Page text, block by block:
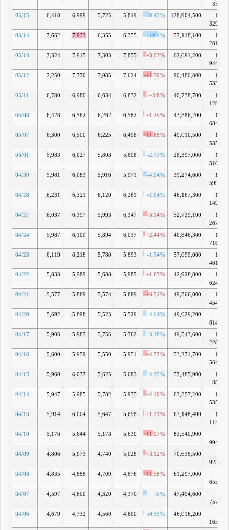
350億
05/15
6,418 6,999 5,725 5,819 -8.43% 128,904,500
10兆
3297億
05/14
7,662 7,933 6,355 6,355 -19.1% 57,118,100
11兆
2812億
05/13
7,324 7,915 7,303 7,855 +3.03% 62,691,200
13兆
9440億
05/12
7,250 7,770 7,085 7,624 +11.59% 90,480,800
13兆
5339億
05/11
6,780 6,980 6,634 6,832 +3.8% 40,738,700
12兆
1280億
05/08
6,428 6,582 6,262 6,582 +1.29% 43,386,200
11兆
6842億
05/07
6,300 6,500 6,225 6,498 +11.88% 49,010,500
11兆
5351億
05/01
5,983 6,027 5,803 5,808 -2.73% 28,397,000
10兆
3102億
04/30
5,981 6,083 5,916 5,971 -4.94% 39,274,600
10兆
5996億
04/28
6,231 6,321 6,120 6,281 -1.04% 46,167,300
11兆
1499億
04/27
6,037 6,397 5,993 6,347 +5.14% 52,739,100
11兆
2670億
04/24
5,987 6,100 5,894 6,037 +2.44% 40,846,300
10兆
7167億
04/23
6,119 6,218 5,780 5,893 -1.54% 57,099,000
10兆
4611億
04/22
5,833 5,989 5,688 5,985 +1.63% 42,928,800
10兆
6244億
04/21
5,577 5,889 5,574 5,889 +6.51% 49,306,000
10兆
4540億
04/20
5,692 5,898 5,523 5,529 -4.04% 49,029,200
8149億
04/17
5,903 5,987 5,756 5,762 -3.18% 49,543,600
10兆
2285億
04/16
5,600 5,959 5,550 5,951 +4.72% 53,271,700
10兆
5640億
04/15
5,960 6,037 5,625 5,683 -4.25% 57,485,900
10兆
883億
04/14
5,947 5,985 5,782 5,935 +4.16% 63,357,200
10兆
5356億
04/13
5,914 6,004 5,647 5,698 +1.21% 67,148,400
10兆
1149億
04/10
5,176 5,644 5,173 5,630 +11.97% 83,540,900
9942億
04/09
4,806 5,073 4,740 5,028 +3.12% 70,638,500
9256億
04/08
4,835 4,888 4,709 4,876 +11.58% 61,297,000
6557億
04/07
4,597 4,600 4,320 4,370 -5% 47,494,600
7575億
04/06
4,679 4,732 4,560 4,600 -0.35% 46,016,200
1658億